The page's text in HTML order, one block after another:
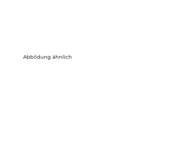
Abbildung ähnlich